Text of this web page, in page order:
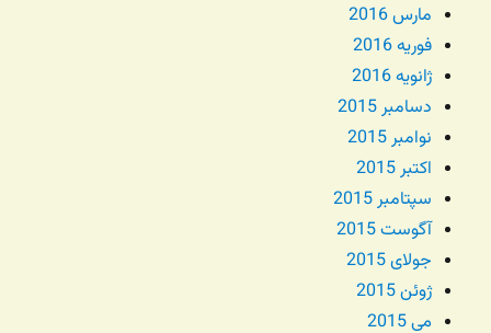
مارس 2016
فوریه 2016
ژانویه 2016
دسامبر 2015
نوامبر 2015
اکتبر 2015
سپتامبر 2015
آگوست 2015
جولای 2015
ژوئن 2015
می 2015